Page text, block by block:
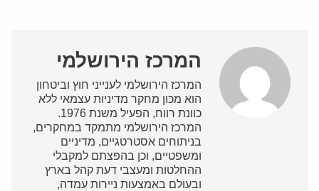
המרכז הירושלמי
המרכז הירושלמי לענייני חוץ וביטחון
הוא מכון מחקר מדיניות עצמאי ללא
כוונת רווח, הפעיל משנת 1976.
המרכז הירושלמי מתמקד במחקרים,
בניתוחים אסטרטגיים, מדיניים
ומשפטיים, וכן בהפצתם למקבלי
ההחלטות ומעצבי דעת קהל בארץ
ובעולם באמצעות ניירות עמדה,